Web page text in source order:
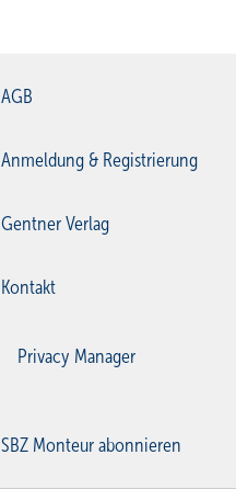
AGB
Anmeldung & Registrierung
Gentner Verlag
Kontakt
Privacy Manager
SBZ Monteur abonnieren